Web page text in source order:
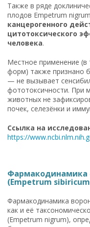
Также в ряде
плодов Empetrum nigrum
канцерогенного
цитотоксического
человека.
Местное применение (в
форм) также признано
— не вызывает
фототоксичности. При
животных не
почек, селезёнки и
Ссылка на
https://
Фармакодинамика
(Empetrum
Фармакодинамика
как и её
(Empetrum nigrum),